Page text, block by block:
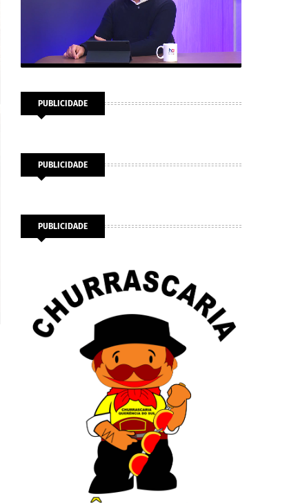
PUBLICIDADE
PUBLICIDADE
PUBLICIDADE